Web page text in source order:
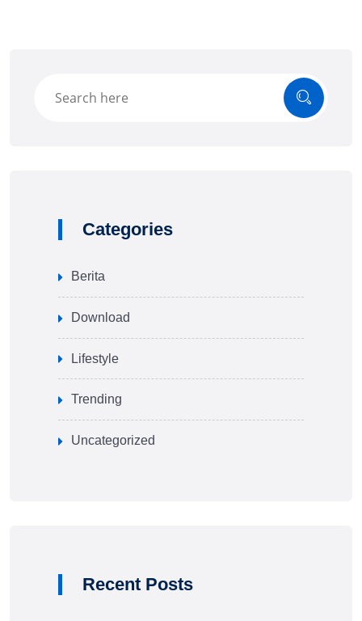
Categories
Berita
Download
Lifestyle
Trending
Uncategorized
Recent Posts